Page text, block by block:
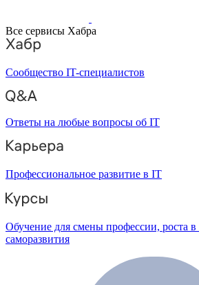
Все сервисы Хабра
Сообщество IT-специалистов
Ответы на любые вопросы об IT
Профессиональное развитие в IT
Обучение для смены профессии, роста в
саморазвития